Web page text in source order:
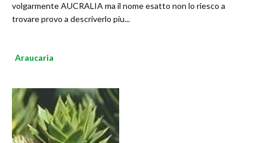
volgarmente AUCRALIA ma il nome esatto non lo riesco a
trovare provo a descriverlo piu...
Araucaria